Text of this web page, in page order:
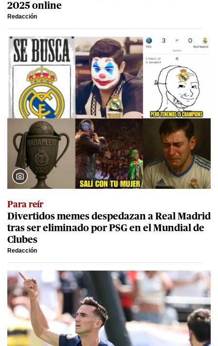
2025 online
Redacción
Para reír
Divertidos memes despedazan a Real Madrid
tras ser eliminado por PSG en el Mundial de
Clubes
Redacción